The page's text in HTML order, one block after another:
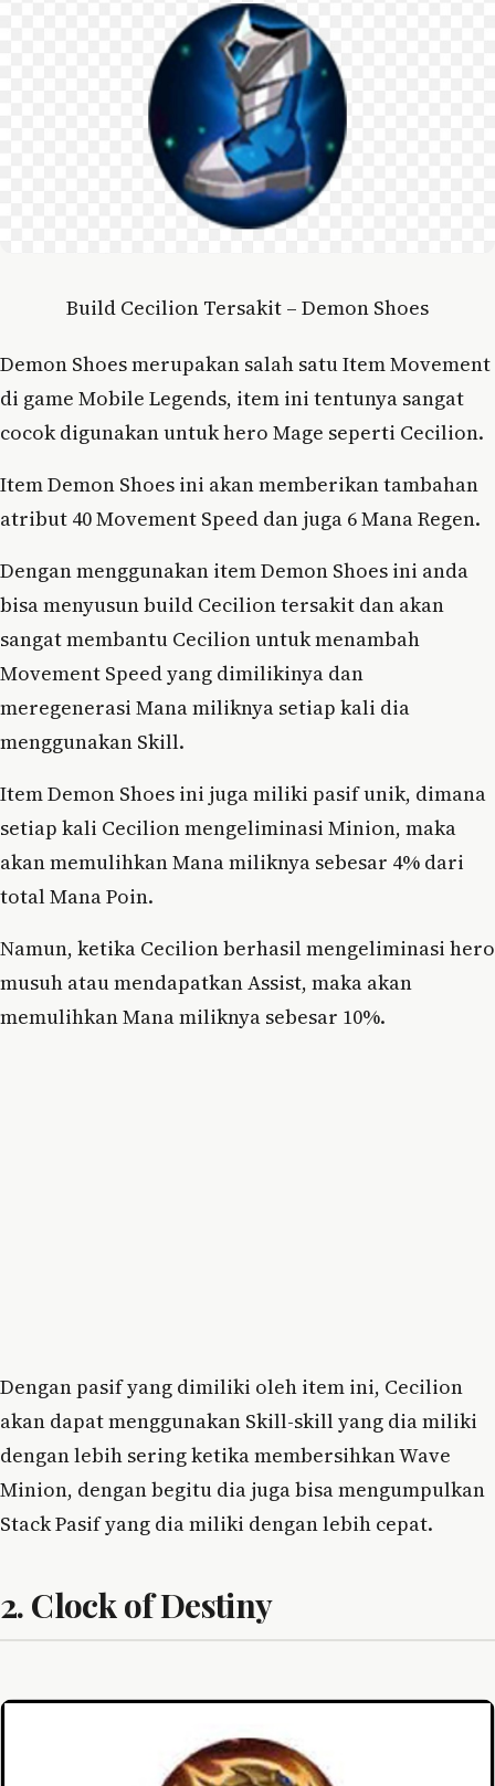
Build Cecilion Tersakit – Demon Shoes
Demon Shoes merupakan salah satu Item Movement
di game Mobile Legends, item ini tentunya sangat
cocok digunakan untuk hero Mage seperti Cecilion.
Item Demon Shoes ini akan memberikan tambahan
atribut 40 Movement Speed dan juga 6 Mana Regen.
Dengan menggunakan item Demon Shoes ini anda
bisa menyusun build Cecilion tersakit dan akan
sangat membantu Cecilion untuk menambah
Movement Speed yang dimilikinya dan
meregenerasi Mana miliknya setiap kali dia
menggunakan Skill.
Item Demon Shoes ini juga miliki pasif unik, dimana
setiap kali Cecilion mengeliminasi Minion, maka
akan memulihkan Mana miliknya sebesar 4% dari
total Mana Poin.
Namun, ketika Cecilion berhasil mengeliminasi hero
musuh atau mendapatkan Assist, maka akan
memulihkan Mana miliknya sebesar 10%.
Dengan pasif yang dimiliki oleh item ini, Cecilion
akan dapat menggunakan Skill-skill yang dia miliki
dengan lebih sering ketika membersihkan Wave
Minion, dengan begitu dia juga bisa mengumpulkan
Stack Pasif yang dia miliki dengan lebih cepat.
2. Clock of Destiny